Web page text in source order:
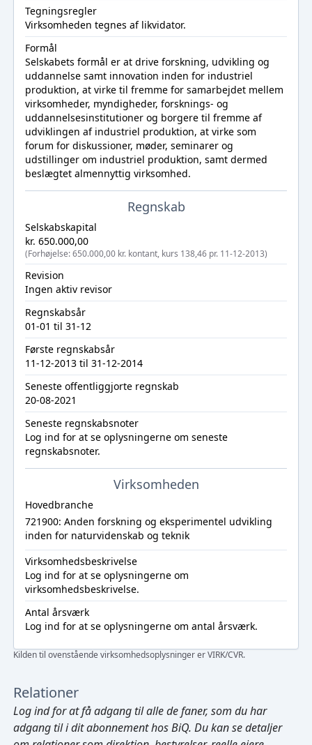
Tegningsregler
Virksomheden tegnes af likvidator.
Formål
Selskabets formål er at drive forskning, udvikling og
uddannelse samt innovation inden for industriel
produktion, at virke til fremme for samarbejdet mellem
virksomheder, myndigheder, forsknings- og
uddannelsesinstitutioner og borgere til fremme af
udviklingen af industriel produktion, at virke som
forum for diskussioner, møder, seminarer og
udstillinger om industriel produktion, samt dermed
beslægtet almennyttig virksomhed.
Regnskab
Selskabskapital
kr. 650.000,00
(Forhøjelse: 650.000,00 kr. kontant, kurs 138,46 pr. 11-12-2013)
Revision
Ingen aktiv revisor
Regnskabsår
01-01 til 31-12
Første regnskabsår
11-12-2013 til 31-12-2014
Seneste offentliggjorte regnskab
20-08-2021
Seneste regnskabsnoter
Log ind for at se oplysningerne om seneste
regnskabsnoter.
Virksomheden
Hovedbranche
721900: Anden forskning og eksperimentel udvikling
inden for naturvidenskab og teknik
Virksomhedsbeskrivelse
Log ind for at se oplysningerne om
virksomhedsbeskrivelse.
Antal årsværk
Log ind for at se oplysningerne om antal årsværk.
Kilden til ovenstående virksomhedsoplysninger er VIRK/CVR.
Relationer
Log indfor at få adgang til alle de faner, som du har
adgang til i dit abonnement hos BiQ. Du kan se detaljer